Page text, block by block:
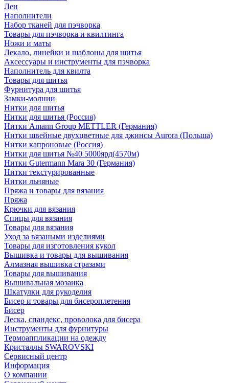
Лен
Наполнители
Набор тканей для пэчворка
Товары для пэчворка и квилтинга
Ножи и маты
Лекало, линейки и шаблоны для шитья
Аксессуары и инструменты для пэчворка
Наполнитель для квилта
Товары для шитья
Фурнитура для шитья
Замки-молнии
Нитки для шитья
Нитки для шитья (Россия)
Нитки Amann Group METTLER (Германия)
Нитки швейные двухцветные для джинсы Aurora (Польша)
Нитки капроновые (Россия)
Нитки для шитья №40 5000ярд(4570м)
Нитки Gutermann Mara 30 (Германия)
Нитки текстурированные
Нитки льняные
Пряжа и товары для вязания
Пряжа
Крючки для вязания
Спицы для вязания
Товары для вязания
Уход за вязаными изделиями
Товары для изготовления кукол
Вышивка и товары для вышивания
Алмазная вышивка стразами
Товары для вышивания
Вышивальная мозаика
Шкатулки для рукоделия
Бисер и товары для бисероплетения
Бисер
Леска, спандекс, проволока для бисера
Инструменты для фурнитуры
Термоаппликации на одежду
Кристаллы SWAROVSKI
Сервисный центр
Информация
О компании